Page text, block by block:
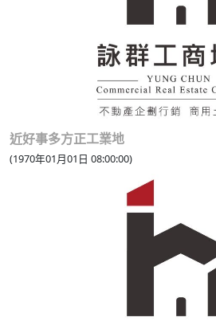
近好事多方正工業地
(1970年01月01日 08:00:00)